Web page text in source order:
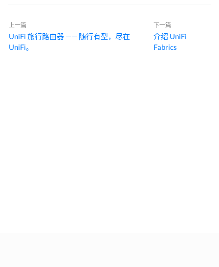
上一篇
UniFi 旅行路由器 —— 随行有型，尽在
UniFi。
下一篇
介绍 UniFi
Fabrics